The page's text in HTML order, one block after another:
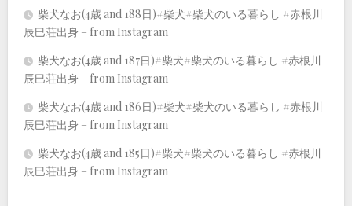
柴犬なお(4歳 and 188日)#柴犬#柴犬のいる暮らし #赤根川
辰巳荘出身 – from Instagram
柴犬なお(4歳 and 187日)#柴犬#柴犬のいる暮らし #赤根川
辰巳荘出身 – from Instagram
柴犬なお(4歳 and 186日)#柴犬#柴犬のいる暮らし #赤根川
辰巳荘出身 – from Instagram
柴犬なお(4歳 and 185日)#柴犬#柴犬のいる暮らし #赤根川
辰巳荘出身 – from Instagram